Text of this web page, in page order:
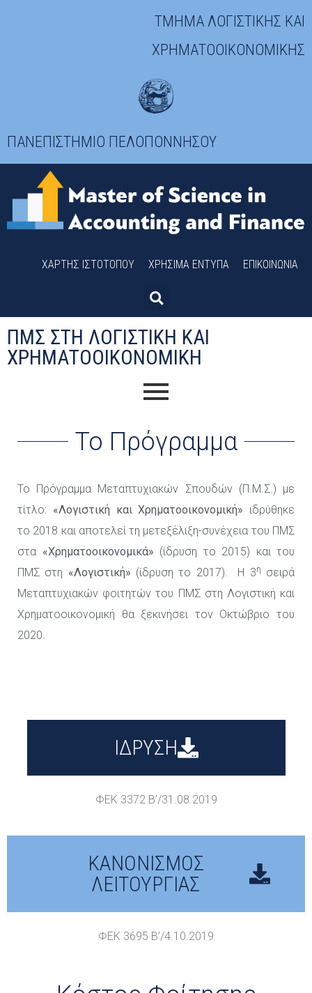
ΤΜΗΜΑ ΛΟΓΙΣΤΙΚΗΣ ΚΑΙ
ΧΡΗΜΑΤΟΟΙΚΟΝΟΜΙΚΗΣ
ΠΑΝΕΠΙΣΤΗΜΙΟ ΠΕΛΟΠΟΝΝΗΣΟΥ
ΧΆΡΤΗΣ ΙΣΤΟΤΌΠΟΥ ΧΡΉΣΙΜΑ ΈΝΤΥΠΑ ΕΠΙΚΟΙΝΩΝΊΑ
ΠΜΣ ΣΤΗ ΛΟΓΙΣΤΙΚΉ ΚΑΙ
ΧΡΗΜΑΤΟΟΙΚΟΝΟΜΙΚΉ
Το Πρόγραμμα
Το Πρόγραμμα Μεταπτυχιακών Σπουδών (Π.Μ.Σ.) με
τίτλο: «Λογιστική και Χρηματοοικονομική» ιδρύθηκε
το 2018 και αποτελεί τη μετεξέλιξη-συνέχεια του ΠΜΣ
στα «Χρηματοοικονομικά» (ίδρυση το 2015) και του
ΠΜΣ στη «Λογιστική» (ίδρυση το 2017). Η 3η
σειρά
Μεταπτυχιακών φοιτητών του ΠΜΣ στη Λογιστική και
Χρηματοοικονομική θα ξεκινήσει τον Οκτώβριο του
2020.
ΙΔΡΥΣΗ
ΦΕΚ 3372 B’/31.08.2019
ΚΑΝΟΝΙΣΜΟΣ
ΛΕΙΤΟΥΡΓΙΑΣ
ΦΕΚ 3695 Β’/4.10.2019